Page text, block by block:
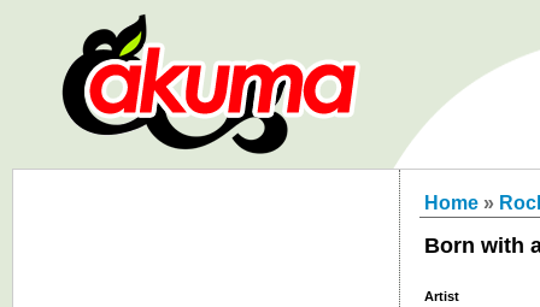
Home »
Born with
Artist